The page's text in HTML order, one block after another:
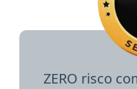
ZERO risco